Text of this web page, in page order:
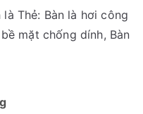
là Thẻ: Bàn là hơi công
mặt chống dính, Bàn